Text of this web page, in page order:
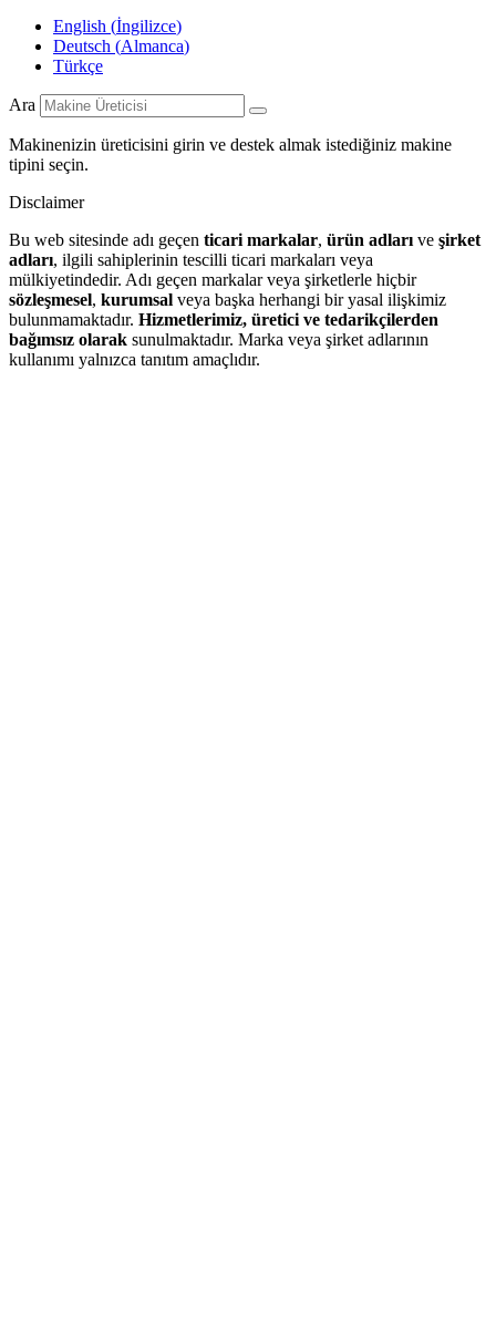
English (İngilizce)
Deutsch (Almanca)
Türkçe
Ara
Makinenizin üreticisini girin ve destek almak istediğiniz makine
tipini seçin.
Disclaimer
Bu web sitesinde adı geçen ticari markalar, ürün adları ve şirket
adları, ilgili sahiplerinin tescilli ticari markaları veya
mülkiyetindedir. Adı geçen markalar veya şirketlerle hiçbir
sözleşmesel, kurumsal veya başka herhangi bir yasal ilişkimiz
bulunmamaktadır. Hizmetlerimiz, üretici ve tedarikçilerden
bağımsız olarak sunulmaktadır. Marka veya şirket adlarının
kullanımı yalnızca tanıtım amaçlıdır.